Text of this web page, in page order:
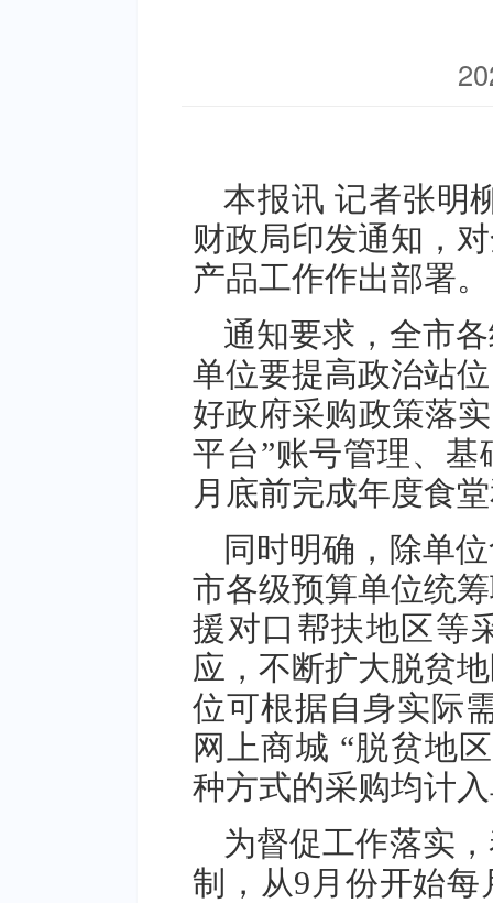
本报讯 记者张明
财政局印发通知，
产品工作作出部署。
通知要求，全市
单位要提高政治站
好政府采购政策落
平台”账号管理、
月底前完成年度食
同时明确，除单
市各级预算单位统
援对口帮扶地区等
应，不断扩大脱贫
位可根据自身实际
网上商城 “脱贫地
种方式的采购均计
为督促工作落实
制，从9月份开始